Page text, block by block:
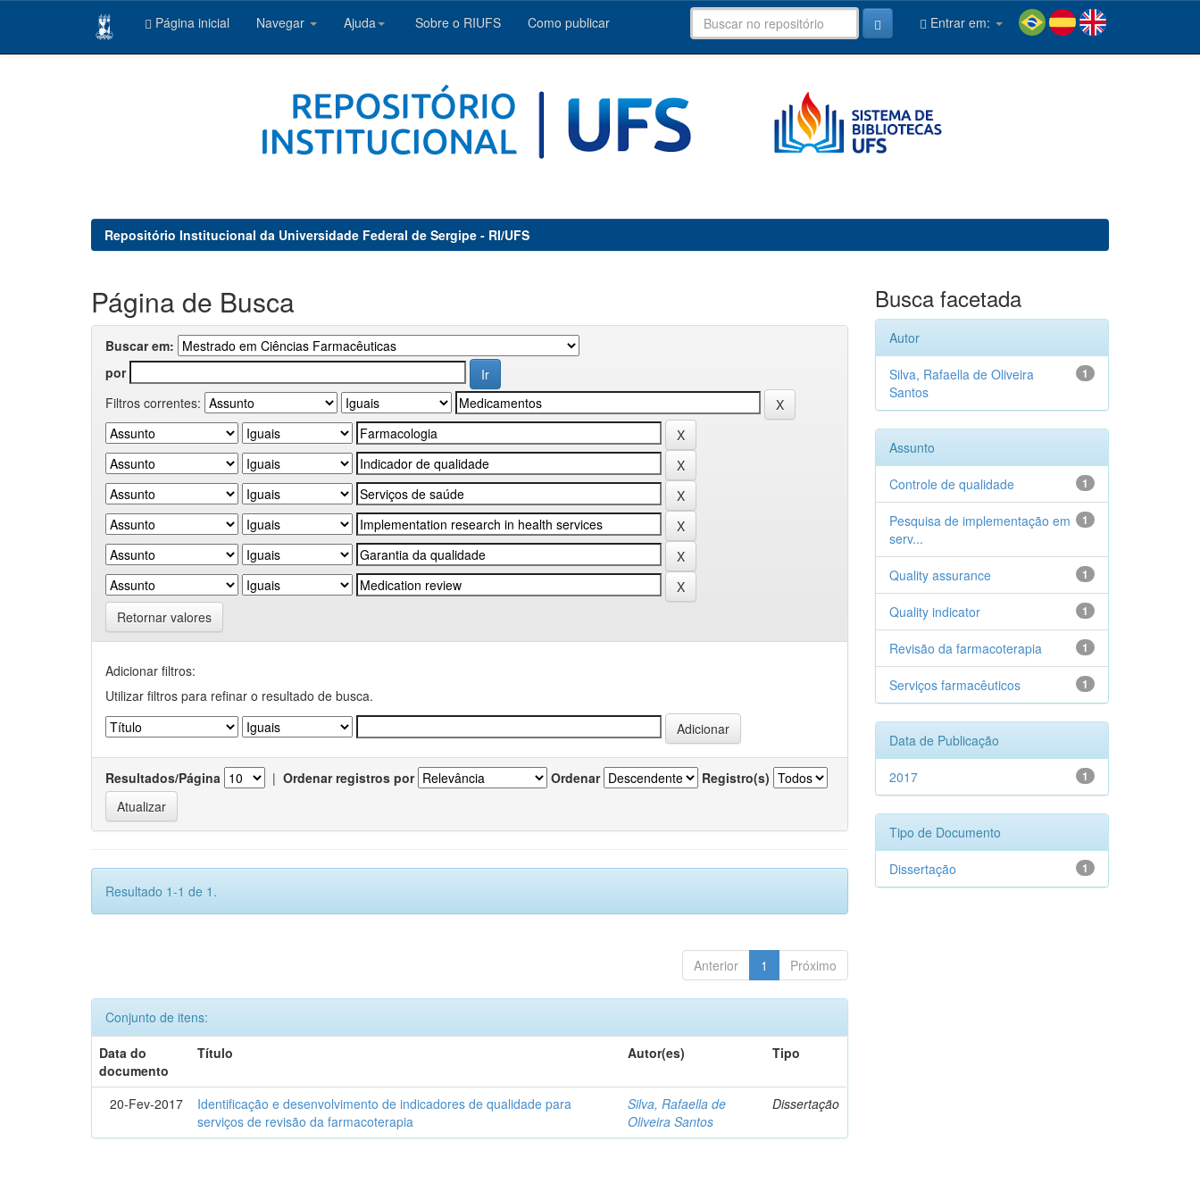
Página inicial Navegar Ajuda Sobre o RIUFS Como publicar Entrar em:
Repositório Institucional da Universidade Federal de Sergipe - RI/UFS
Página de Busca
Buscar em:
por
Filtros correntes:
Retornar valores
Adicionar filtros:
Utilizar filtros para refinar o resultado de busca.
Resultados/Página | Ordenar registros por Ordenar Registro(s)
Resultado 1-1 de 1.
Anterior 1 Próximo
Conjunto de itens:
Data do
documento
Título Autor(es) Tipo
20-Fev-2017
Identificação e desenvolvimento de indicadores de qualidade para
serviços de revisão da farmacoterapia
Silva, Rafaella de
Oliveira Santos
Dissertação
Busca facetada
Autor
1
Silva, Rafaella de Oliveira
Santos
Assunto
1
Controle de qualidade
1
Pesquisa de implementação em
serv...
1
Quality assurance
1
Quality indicator
1
Revisão da farmacoterapia
1
Serviços farmacêuticos
Data de Publicação
1
2017
Tipo de Documento
1
Dissertação